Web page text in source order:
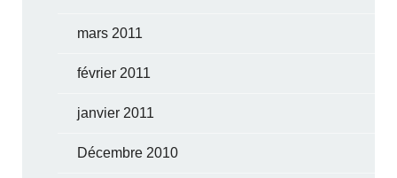
mars 2011
février 2011
janvier 2011
Décembre 2010